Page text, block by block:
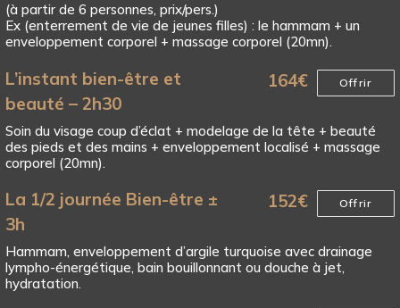
(à partir de 6 personnes, prix/pers.)
Ex (enterrement de vie de jeunes filles) : le hammam + un
enveloppement corporel + massage corporel (20mn).
L’instant bien-être et
beauté – 2h30
164€ Offrir
Soin du visage coup d’éclat + modelage de la tête + beauté
des pieds et des mains + enveloppement localisé + massage
corporel (20mn).
La 1/2 journée Bien-être ±
3h
152€ Offrir
Hammam, enveloppement d’argile turquoise avec drainage
lympho-énergétique, bain bouillonnant ou douche à jet,
hydratation.